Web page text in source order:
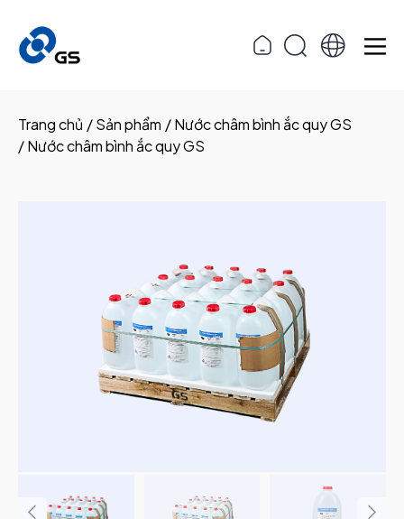
Trang chủ Sản phẩm
Nước châm bình ắc quy GS
Nước châm bình ắc quy GS